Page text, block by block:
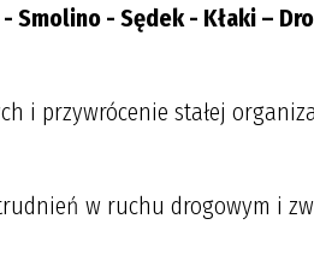
Smolino - Sędek - Kłaki –
i przywrócenie stałej
w ruchu drogowym i